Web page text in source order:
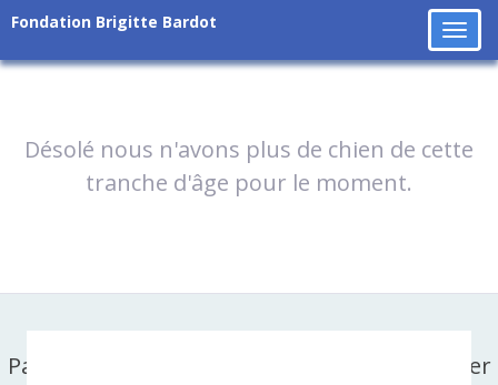
Fondation Brigitte Bardot
Désolé nous n'avons plus de chien de cette
tranche d'âge pour le moment.
Partager cette page sur facebook ou X-twitter